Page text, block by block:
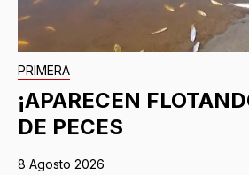
PRIMERA
¡APARECEN
DE PECES
8 Agosto 2026